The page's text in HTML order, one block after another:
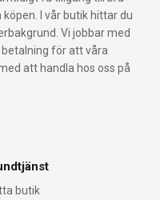
I vår butik hittar du
Vi jobbar med
för att våra
att handla hos oss på
butik